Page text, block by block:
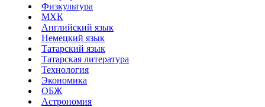
Физкультура
МХК
Английский язык
Немецкий язык
Татарский язык
Татарская литература
Технология
Экономика
ОБЖ
Астрономия